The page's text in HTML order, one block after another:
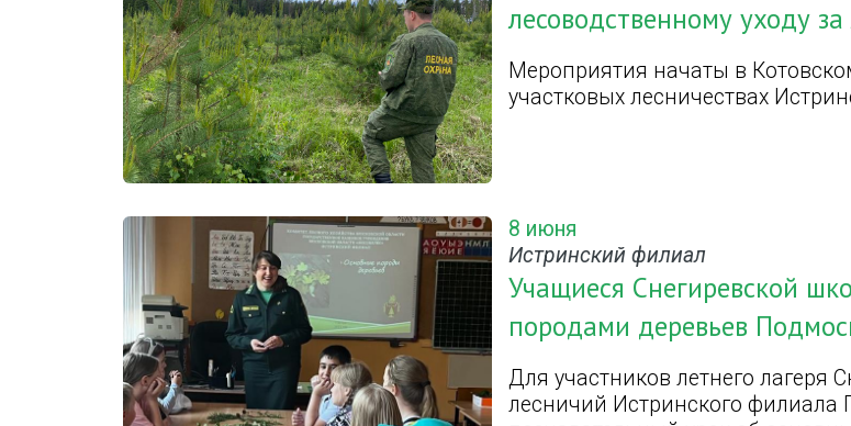
лесоводственному уходу
Мероприятия начаты в
участковых лесничествах
8 июня
Истринский филиал
Учащиеся Снегиревской
породами деревьев
Для участников летнего лагеря
лесничий Истринского